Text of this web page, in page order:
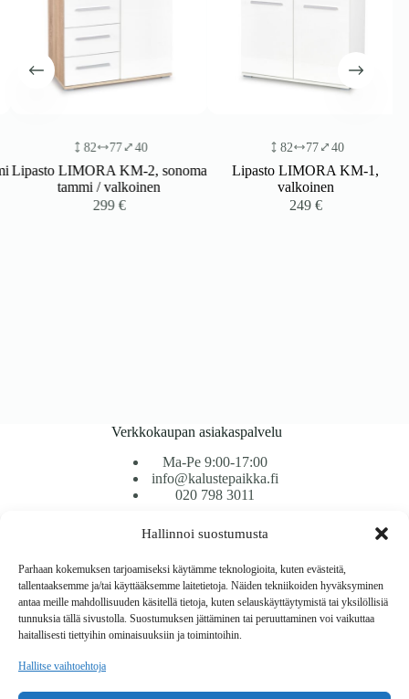
Hallinnoi suostumusta
Parhaan kokemuksen tarjoamiseksi käytämme teknologioita, kuten evästeitä,
tallentaaksemme ja/tai käyttääksemme laitetietoja. Näiden tekniikoiden hyväksyminen
antaa meille mahdollisuuden käsitellä tietoja, kuten selauskäyttäytymistä tai yksilöllisiä
tunnuksia tällä sivustolla. Suostumuksen jättäminen tai peruuttaminen voi vaikuttaa
haitallisesti tiettyihin ominaisuuksiin ja toimintoihin.
Hallitse vaihtoehtoja
82 77 40
Lipasto LIMORA KM-2, sonoma
tammi / valkoinen
299€
82 77 40
Lipasto LIMORA KM-1,
valkoinen
249€
Verkkokaupan asiakaspalvelu
Ma-Pe 9:00-17:00
info@kalustepaikka.fi
020 798 3011
Tavarantoimitus / Maksutavat
Toimitustavat
Maksutavat
Vaihto ja palautus
Reklamaatiot